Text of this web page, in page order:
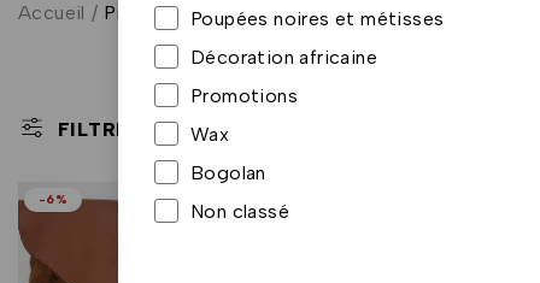
Sac à dos unique
Accueil / Produits identifiés “Sac à dos unique”
FILTRE
Poupées noires et métisses
Décoration africaine
Promotions
Wax
Bogolan
Non classé
-6%